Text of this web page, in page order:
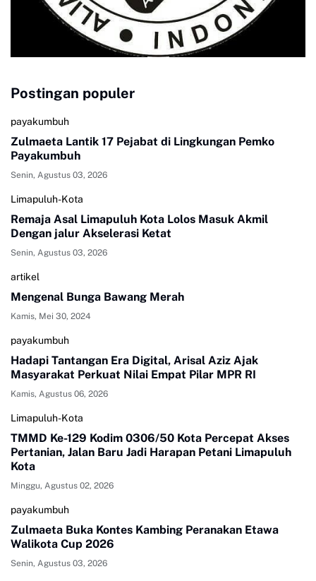
Postingan populer
payakumbuh
Zulmaeta Lantik 17 Pejabat di Lingkungan Pemko
Payakumbuh
Senin, Agustus 03, 2026
Limapuluh-Kota
Remaja Asal Limapuluh Kota Lolos Masuk Akmil
Dengan jalur Akselerasi Ketat
Senin, Agustus 03, 2026
artikel
Mengenal Bunga Bawang Merah
Kamis, Mei 30, 2024
payakumbuh
Hadapi Tantangan Era Digital, Arisal Aziz Ajak
Masyarakat Perkuat Nilai Empat Pilar MPR RI
Kamis, Agustus 06, 2026
Limapuluh-Kota
TMMD Ke-129 Kodim 0306/50 Kota Percepat Akses
Pertanian, Jalan Baru Jadi Harapan Petani Limapuluh
Kota
Minggu, Agustus 02, 2026
payakumbuh
Zulmaeta Buka Kontes Kambing Peranakan Etawa
Walikota Cup 2026
Senin, Agustus 03, 2026